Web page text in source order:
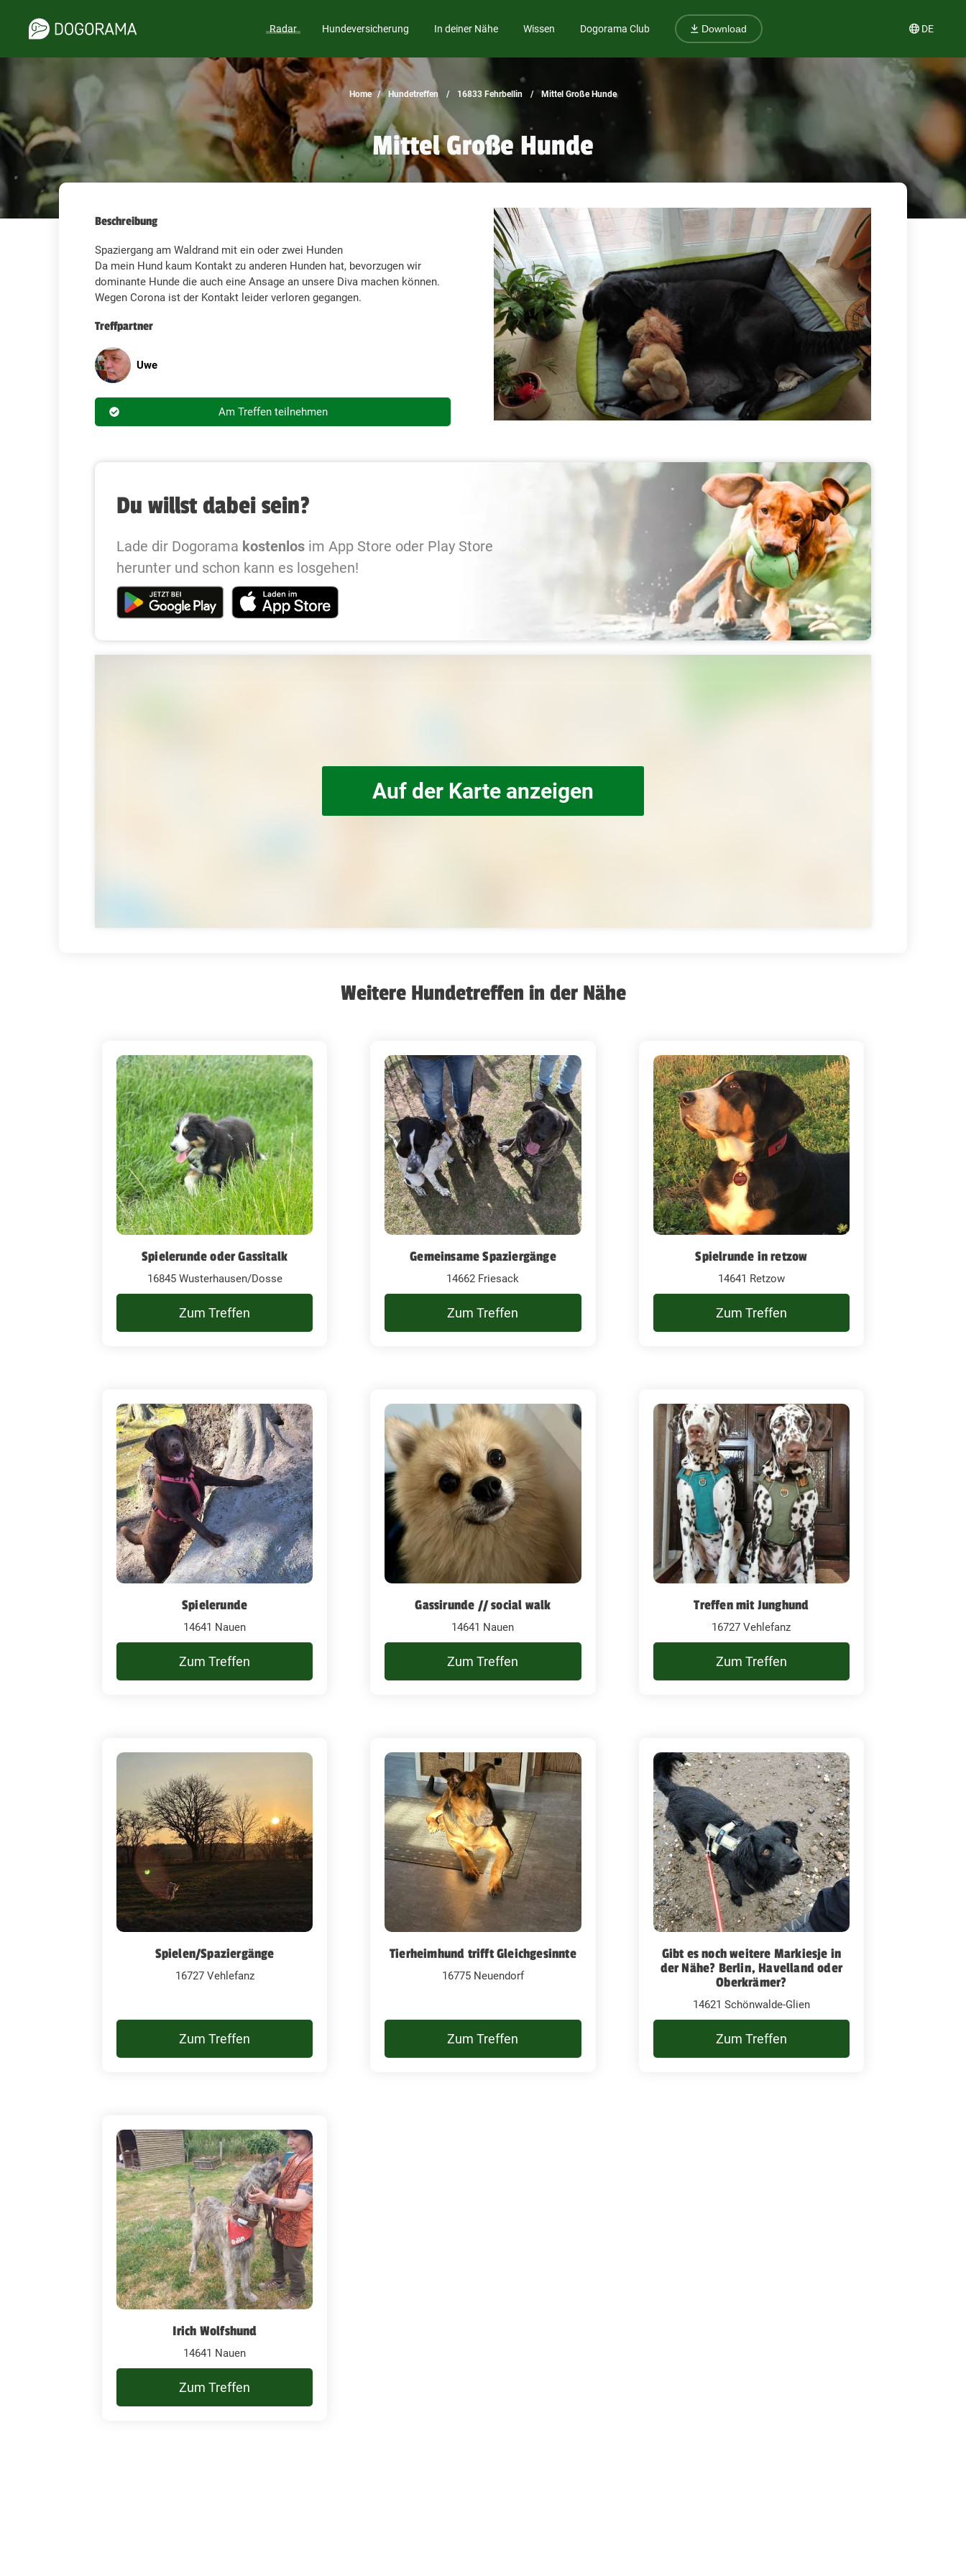
Radar Hundeversicherung In deiner Nähe Wissen Dogorama Club Download DE
Home Hundetreffen 16833 Fehrbellin Mittel Große Hunde
Mittel Große Hunde
Beschreibung
Spaziergang am Waldrand mit ein oder zwei Hunden
Da mein Hund kaum Kontakt zu anderen Hunden hat, bevorzugen wir
dominante Hunde die auch eine Ansage an unsere Diva machen können.
Wegen Corona ist der Kontakt leider verloren gegangen.
Treffpartner
Uwe
Am Treffen teilnehmen
Du willst dabei sein?
Lade dir Dogorama kostenlos im App Store oder Play Store
herunter und schon kann es losgehen!
Auf der Karte anzeigen
Weitere Hundetreffen in der Nähe
Spielerunde oder Gassitalk
16845 Wusterhausen/Dosse
Zum Treffen
Gemeinsame Spaziergänge
14662 Friesack
Zum Treffen
Spielrunde in retzow
14641 Retzow
Zum Treffen
Spielerunde
14641 Nauen
Zum Treffen
Gassirunde // social walk
14641 Nauen
Zum Treffen
Treffen mit Junghund
16727 Vehlefanz
Zum Treffen
Spielen/Spaziergänge
16727 Vehlefanz
Zum Treffen
Tierheimhund trifft Gleichgesinnte
16775 Neuendorf
Zum Treffen
Gibt es noch weitere Markiesje in
der Nähe? Berlin, Havelland oder
Oberkrämer?
14621 Schönwalde-Glien
Zum Treffen
Irich Wolfshund
14641 Nauen
Zum Treffen